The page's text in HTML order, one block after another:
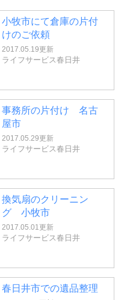
小牧市にて倉庫の片付
けのご依頼
2017.05.19更新
ライフサービス春日井
事務所の片付け 名古
屋市
2017.05.29更新
ライフサービス春日井
換気扇のクリーニン
グ 小牧市
2017.05.01更新
ライフサービス春日井
春日井市での遺品整理